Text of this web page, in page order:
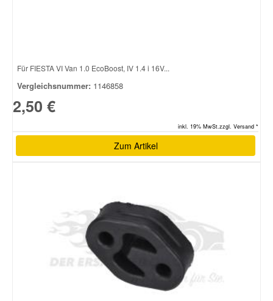
Für FIESTA VI Van 1.0 EcoBoost, IV 1.4 i 16V...
Vergleichsnummer: 1146858
2,50 €
inkl. 19% MwSt.zzgl. Versand *
Zum Artikel